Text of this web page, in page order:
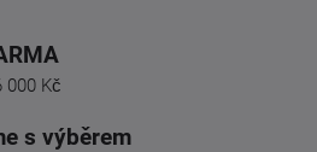
000 Kč
s výběrem